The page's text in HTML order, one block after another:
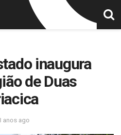
inaugura
de Duas
anos ago